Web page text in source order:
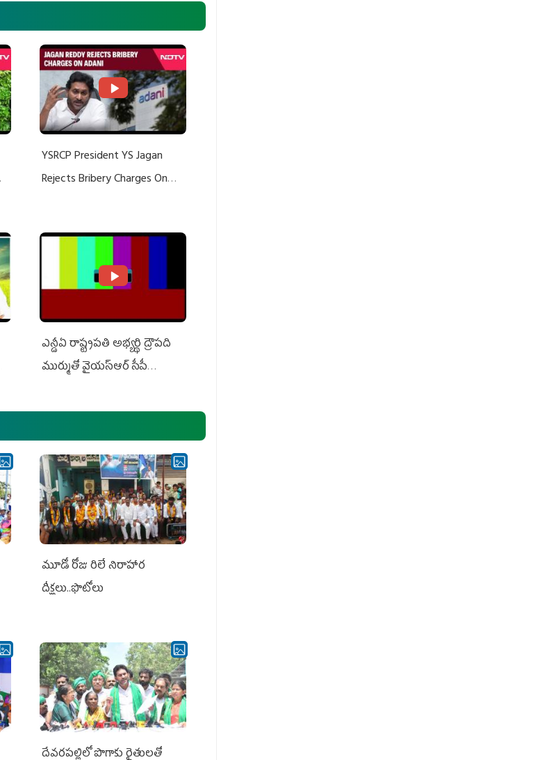
YSRCP President YS Jagan
Rejects Bribery Charges On
ఎన్డీఏ రాష్ట్ర‌ప‌తి అభ్య‌ర్థి ద్రౌప‌ది
ముర్ముతో వైయ‌స్ఆర్ సీపీ
ఎమ్మెల్యేలు, ఎంపీల స‌మావేశం
మూడో రోజు రిలే నిరాహార
దీక్షలు..ఫొటోలు
దేవరపల్లిలో పొగాకు రైతులతో